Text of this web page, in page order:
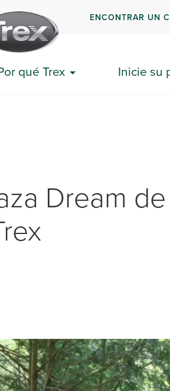
ENCONTRAR UN
qué Trex Inicie su
Dream de